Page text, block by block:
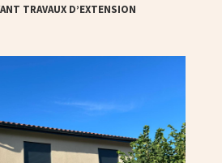
TRAVAUX D’EXTENSION